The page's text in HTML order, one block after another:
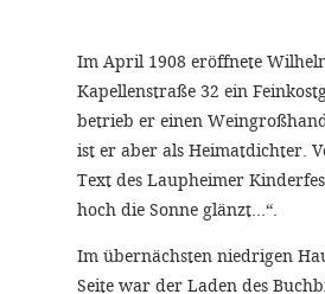
Im April 1908 eröffnete
Kapellenstraße 32 ein
betrieb er einen
ist er aber als Heimatdichter.
Text des Laupheimer
hoch die Sonne glänzt...“.
Im übernächsten niedrigen
Seite war der Laden des